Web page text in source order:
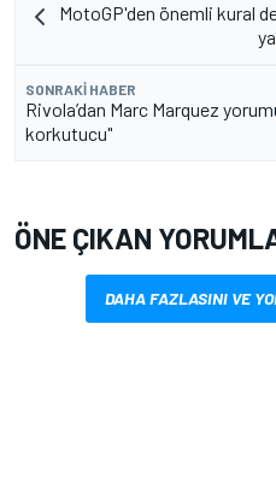
MotoGP'den önemli kural
SONRAKI HABER
Rivola’dan Marc Marquez
korkutucu"
ÖNE ÇIKAN
DAHA FAZLASINI VE